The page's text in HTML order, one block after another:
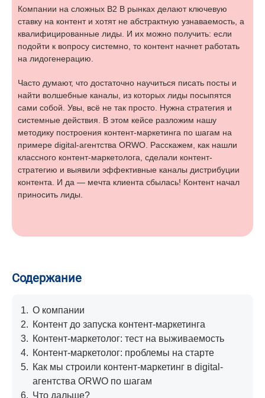
Компании на сложных В2 В рынках делают ключевую
ставку на контент и хотят не абстрактную узнаваемость, а
квалифицированные лиды. И их можно получить: если
подойти к вопросу системно, то контент начнет работать
на лидогенерацию.
Часто думают, что достаточно научиться писать посты и
найти волшебные каналы, из которых лиды посыпятся
сами собой. Увы, всё не так просто. Нужна стратегия и
системные действия. В этом кейсе разложим нашу
методику построения контент-маркетинга по шагам на
примере digital-агентства ORWO. Расскажем, как нашли
классного контент-маркетолога, сделали контент-
стратегию и выявили эффективные каналы дистрибуции
контента. И да — мечта клиента сбылась! Контент начал
приносить лиды.
Содержание
1. О компании
2. Контент до запуска контент-маркетинга
3. Контент-маркетолог: тест на выживаемость
4. Контент-маркетолог: проблемы на старте
5. Как мы строили контент-маркетинг в digital-
агентства ORWO по шагам
6. Что дальше?